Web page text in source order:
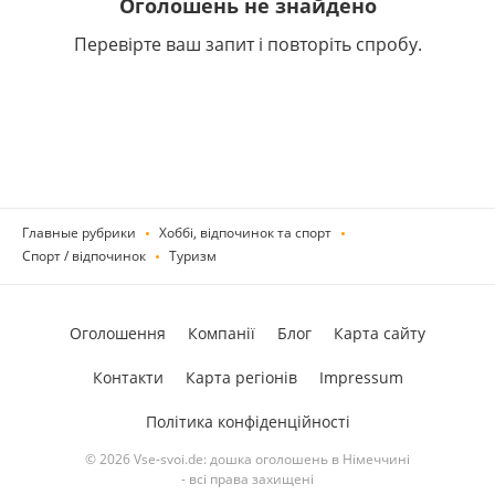
Перевірте ваш запит і повторіть спробу.
Главные рубрики
Хоббі, відпочинок та спорт
Спорт / відпочинок
Туризм
© 2026 Vse-svoi.de: дошка оголошень в Німеччині
- всі права захищені
Оголошення Компанії Блог Карта сайту
Контакти Карта регіонів Impressum
Політика конфіденційності